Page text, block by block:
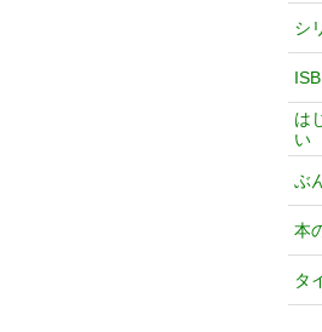
シ
は
い
ぶ
本
タ